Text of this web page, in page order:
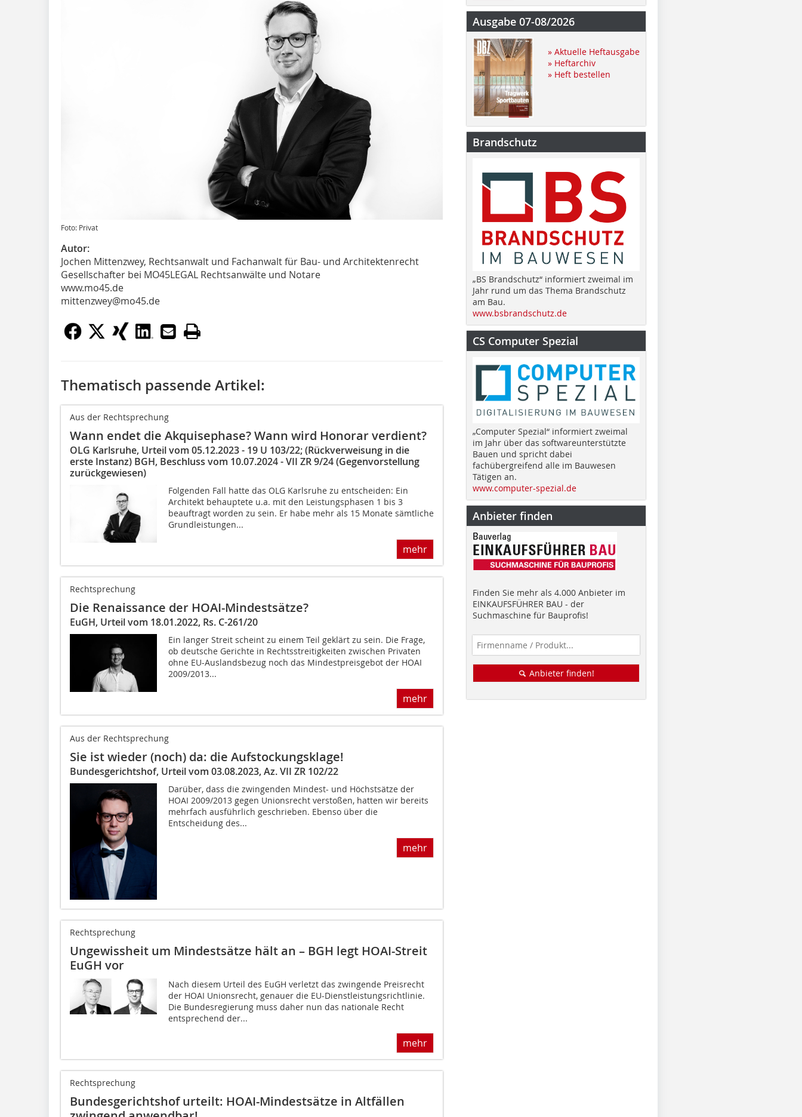
Foto: Privat
Autor:
Jochen Mittenzwey, Rechtsanwalt und Fachanwalt für Bau- und Architektenrecht
Gesellschafter bei MO45LEGAL Rechtsanwälte und Notare
www.mo45.de
mittenzwey@mo45.de
Thematisch passende Artikel:
Aus der Rechtsprechung
Wann endet die Akquisephase? Wann wird Honorar verdient?
OLG Karlsruhe, Urteil vom 05.12.2023 - 19 U 103/22; (Rückverweisung in die
erste Instanz) BGH, Beschluss vom 10.07.2024 - VII ZR 9/24 (Gegenvorstellung
zurückgewiesen)
Folgenden Fall hatte das OLG Karlsruhe zu entscheiden: Ein
Architekt behauptete u.a. mit den Leistungsphasen 1 bis 3
beauftragt worden zu sein. Er habe mehr als 15 Monate sämtliche
Grundleistungen...
mehr
Rechtsprechung
Die Renaissance der HOAI-Mindestsätze?
EuGH, Urteil vom 18.01.2022, Rs. C-261/20
Ein langer Streit scheint zu einem Teil geklärt zu sein. Die Frage,
ob deutsche Gerichte in Rechtsstreitigkeiten zwischen Privaten
ohne EU-Auslandsbezug noch das Mindestpreisgebot der HOAI
2009/2013...
mehr
Aus der Rechtsprechung
Sie ist wieder (noch) da: die Aufstockungsklage!
Bundesgerichtshof, Urteil vom 03.08.2023, Az. VII ZR 102/22
Darüber, dass die zwingenden Mindest- und Höchstsätze der
HOAI 2009/2013 gegen Unionsrecht verstoßen, hatten wir bereits
mehrfach ausführlich geschrieben. Ebenso über die
Entscheidung des...
mehr
Rechtsprechung
Ungewissheit um Mindestsätze hält an – BGH legt HOAI-Streit
EuGH vor
Nach diesem Urteil des EuGH verletzt das zwingende Preisrecht
der HOAI Unionsrecht, genauer die EU-Dienstleistungsrichtlinie.
Die Bundesregierung muss daher nun das nationale Recht
entsprechend der...
mehr
Rechtsprechung
Bundesgerichtshof urteilt: HOAI-Mindestsätze in Altfällen
Ausgabe 07-08/2026
» Aktuelle Heftausgabe
» Heftarchiv
» Heft bestellen
Brandschutz
„BS Brandschutz“ informiert zweimal im
Jahr rund um das Thema Brandschutz
am Bau.
www.bsbrandschutz.de
CS Computer Spezial
„Computer Spezial“ informiert zweimal
im Jahr über das softwareunterstützte
Bauen und spricht dabei
fachübergreifend alle im Bauwesen
Tätigen an.
www.computer-spezial.de
Anbieter finden
Finden Sie mehr als 4.000 Anbieter im
EINKAUFSFÜHRER BAU - der
Suchmaschine für Bauprofis!
Anbieter finden!